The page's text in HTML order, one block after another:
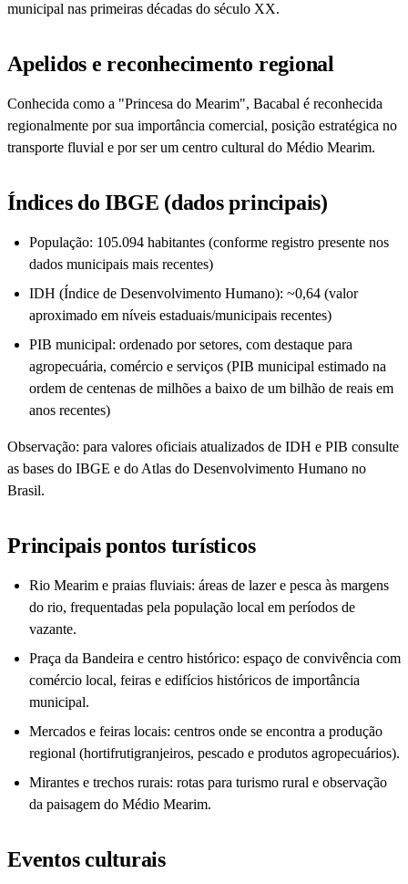
municipal nas primeiras décadas do século XX.
Apelidos e reconhecimento regional
Conhecida como a "Princesa do Mearim", Bacabal é reconhecida
regionalmente por sua importância comercial, posição estratégica no
transporte fluvial e por ser um centro cultural do Médio Mearim.
Índices do IBGE (dados principais)
População: 105.094 habitantes (conforme registro presente nos
dados municipais mais recentes)
IDH (Índice de Desenvolvimento Humano): ~0,64 (valor
aproximado em níveis estaduais/municipais recentes)
PIB municipal: ordenado por setores, com destaque para
agropecuária, comércio e serviços (PIB municipal estimado na
ordem de centenas de milhões a baixo de um bilhão de reais em
anos recentes)
Observação: para valores oficiais atualizados de IDH e PIB consulte
as bases do IBGE e do Atlas do Desenvolvimento Humano no
Brasil.
Principais pontos turísticos
Rio Mearim e praias fluviais: áreas de lazer e pesca às margens
do rio, frequentadas pela população local em períodos de
vazante.
Praça da Bandeira e centro histórico: espaço de convivência com
comércio local, feiras e edifícios históricos de importância
municipal.
Mercados e feiras locais: centros onde se encontra a produção
regional (hortifrutigranjeiros, pescado e produtos agropecuários).
Mirantes e trechos rurais: rotas para turismo rural e observação
da paisagem do Médio Mearim.
Eventos culturais